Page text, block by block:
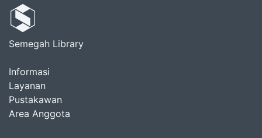
Semegah Library
Informasi
Layanan
Pustakawan
Area Anggota